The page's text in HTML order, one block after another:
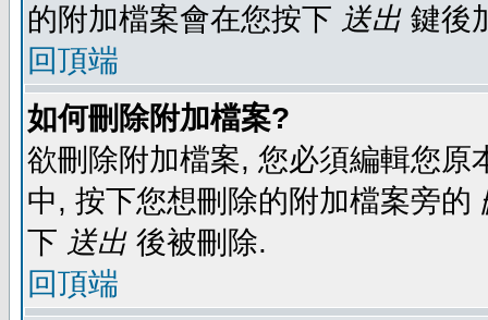
的附加檔案會在您按下 送出 鍵後
回頂端
如何刪除附加檔案?
欲刪除附加檔案, 您必須編輯您
中, 按下您想刪除的附加檔案旁的
下 送出 後被刪除.
回頂端